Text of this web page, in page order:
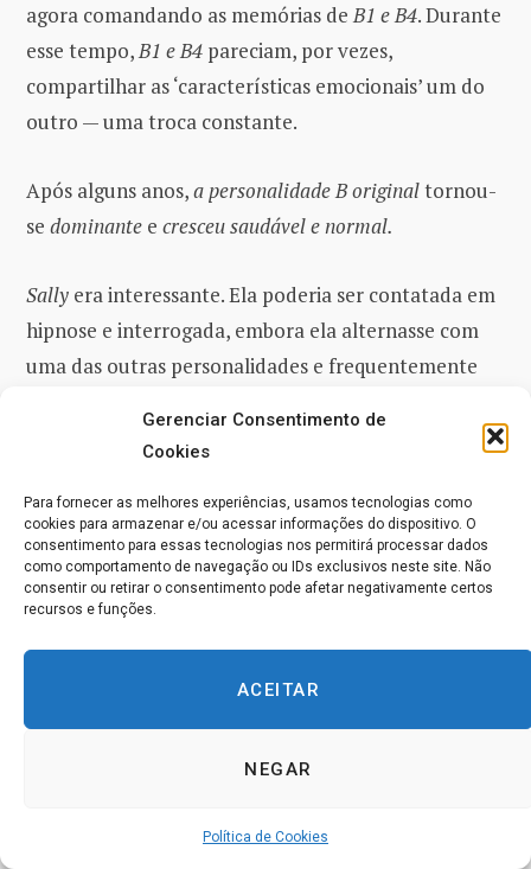
Gerenciar Consentimento de
Cookies
Para fornecer as melhores experiências, usamos tecnologias como
cookies para armazenar e/ou acessar informações do dispositivo. O
consentimento para essas tecnologias nos permitirá processar dados
como comportamento de navegação ou IDs exclusivos neste site. Não
consentir ou retirar o consentimento pode afetar negativamente certos
recursos e funções.
ACEITAR
NEGAR
Política de Cookies
agora comandando as memórias deB1 e B4. Durante
esse tempo,B1 e B4 pareciam, por vezes,
compartilhar as ‘características emocionais’ um do
outro — uma troca constante.
Após alguns anos,a personalidade B originaltornou-
se dominante e cresceu saudável e normal.
Sally era interessante. Ela poderia ser contatada em
hipnose e interrogada, embora ela alternasse com
uma das outras personalidades e frequentemente
tudo o que havia feito através do corpo ou com ele
durante a noite. Ela dizia que aprendia o que as
outras personalidades(exceto B4)estavam fazendo
lendo as suas mentes quando ela achava seus
pensamentos interessantes. Quando elas estavam
lendo um livro de que ela não gostava, ela parava de
ler as suas mentes e se divertia com os seus próprios
pensamentos. Ela não gostava de
certos automatismos motores. Às vezes, ela